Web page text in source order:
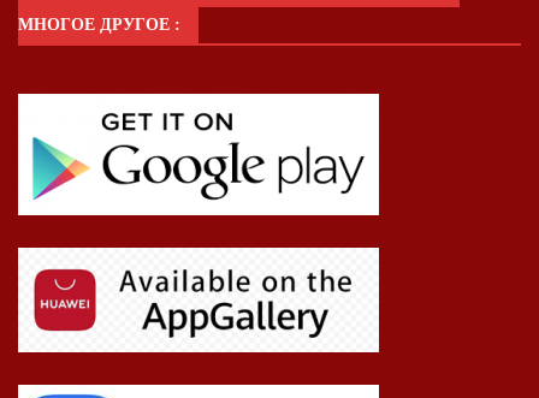
МНОГОЕ ДРУГОЕ :